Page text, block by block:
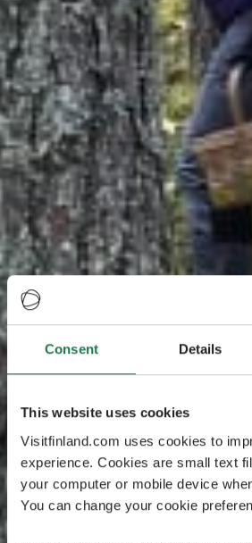
Consent Details
This website uses cookies
Visitfinland.com uses cookies to
experience. Cookies are small text
your computer or mobile device
You can change your cookie